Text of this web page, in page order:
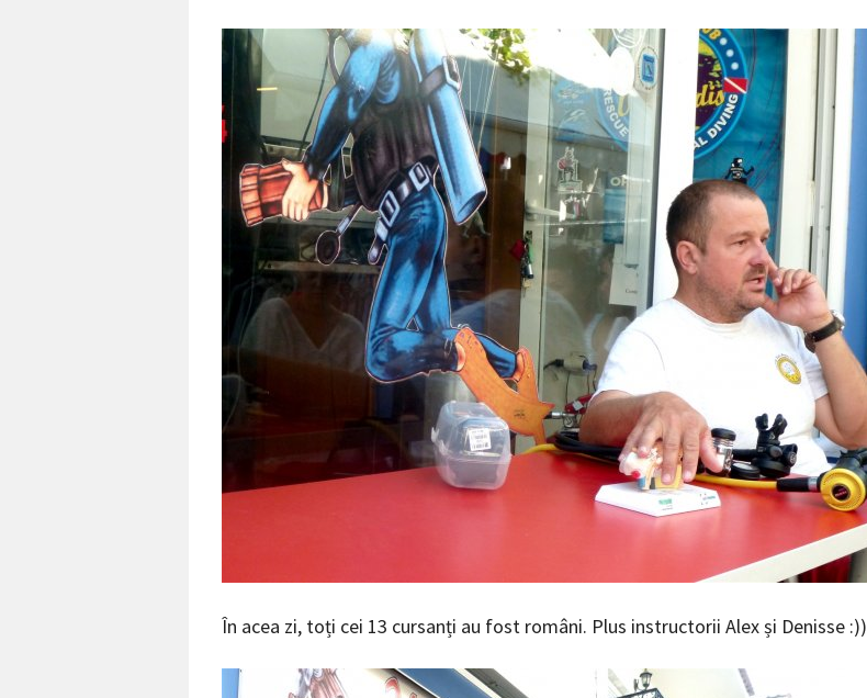
În acea zi, toți cei 13 cursanți au fost români. Plus instructorii Alex și Denisse :))